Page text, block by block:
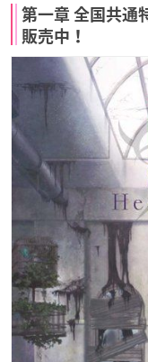
第一章 全国共通
販売中！